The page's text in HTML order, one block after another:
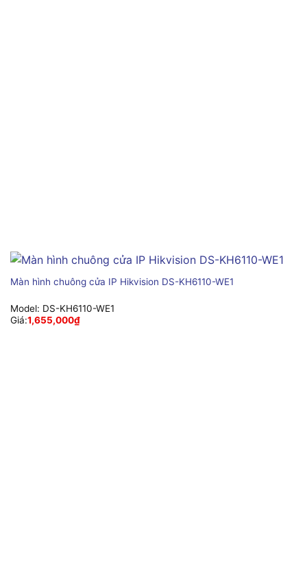
Màn hình chuông cửa IP Hikvision DS-KH6110-WE1
Model: DS-KH6110-WE1
Giá:1,655,000₫